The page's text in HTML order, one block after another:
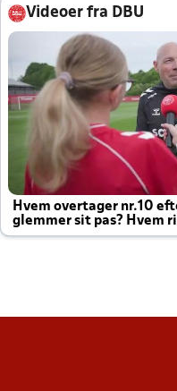
Videoer fra DBU
Hvem overtager nr.10
glemmer sit pas? Hvem
altid til efter kampe?